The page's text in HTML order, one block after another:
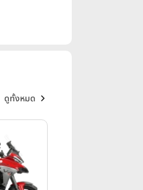
ดูทั้งหมด